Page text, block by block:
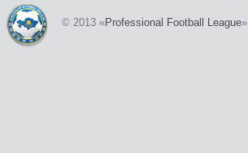
© 2013 «Professional Football League»